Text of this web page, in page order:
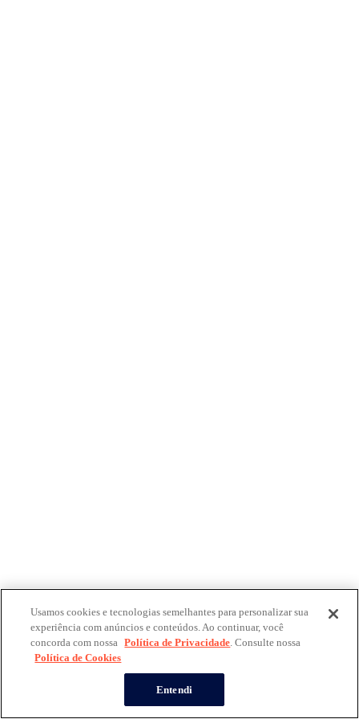
Usamos cookies e tecnologias semelhantes para personalizar sua
experiência com anúncios e conteúdos. Ao continuar, você
concorda com nossa Política de Privacidade. Consulte nossa
Política de Cookies
Entendi